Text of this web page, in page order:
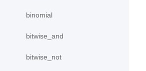
binomial
bitwise_and
bitwise_not